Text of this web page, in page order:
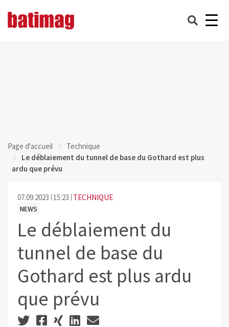
Page d'accueil
Technique
Le déblaiement du tunnel de base du Gothard est plus
ardu que prévu
07.09.2023 15:23 TECHNIQUE
NEWS
Le déblaiement du
tunnel de base du
Gothard est plus ardu
que prévu